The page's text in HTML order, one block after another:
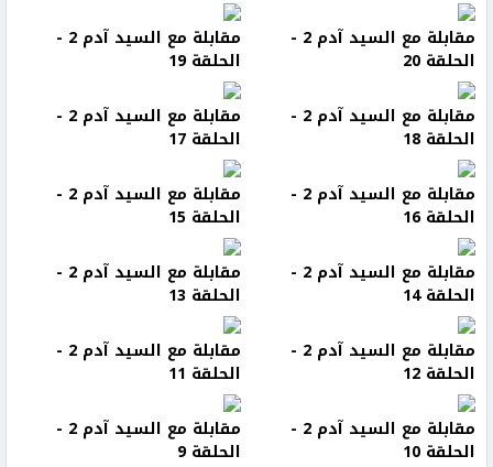
مقابلة مع السيد آدم 2 -
الحلقة 20
مقابلة مع السيد آدم 2 -
الحلقة 19
مقابلة مع السيد آدم 2 -
الحلقة 18
مقابلة مع السيد آدم 2 -
الحلقة 17
مقابلة مع السيد آدم 2 -
الحلقة 16
مقابلة مع السيد آدم 2 -
الحلقة 15
مقابلة مع السيد آدم 2 -
الحلقة 14
مقابلة مع السيد آدم 2 -
الحلقة 13
مقابلة مع السيد آدم 2 -
الحلقة 12
مقابلة مع السيد آدم 2 -
الحلقة 11
مقابلة مع السيد آدم 2 -
الحلقة 10
مقابلة مع السيد آدم 2 -
الحلقة 9